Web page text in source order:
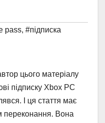
pass, #підписка
цього матеріалу
підписку Xbox PC
І ця стаття має
переконання. Вона